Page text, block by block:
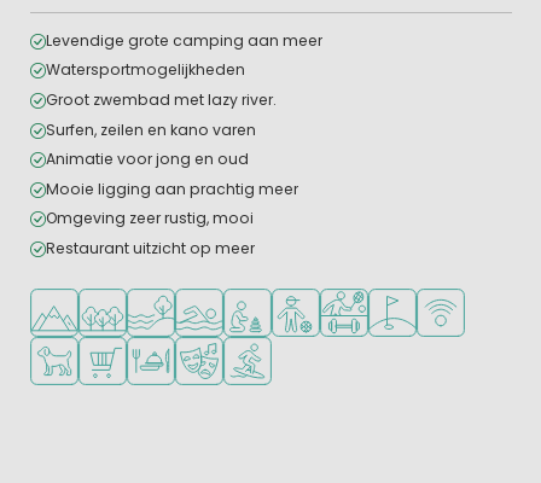
Levendige grote camping aan meer
Watersportmogelijkheden
Groot zwembad met lazy river.
Surfen, zeilen en kano varen
Animatie voor jong en oud
Mooie ligging aan prachtig meer
Omgeving zeer rustig, mooi
Restaurant uitzicht op meer
Ligt in de heuvels/bergen
Ligt in een bosrijke omgeving
Ligt bij het water
Openlucht zwembad
Aanbevolen voor jonge kinderen
Aanbevolen voor tieners
Veel mogelijkheden om
Golfbaan in de buurt
WiFi
Huisdieren toegestaan
Campingwinkel/Supermarkt
Restaurant of pizzeria
Animatieprogramma
Watersportfaciliteiten